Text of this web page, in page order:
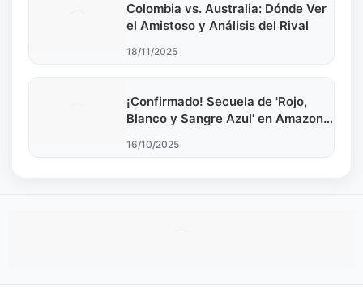
Colombia vs. Australia: Dónde Ver
el Amistoso y Análisis del Rival
18/11/2025
¡Confirmado! Secuela de 'Rojo,
Blanco y Sangre Azul' en Amazon
16/10/2025